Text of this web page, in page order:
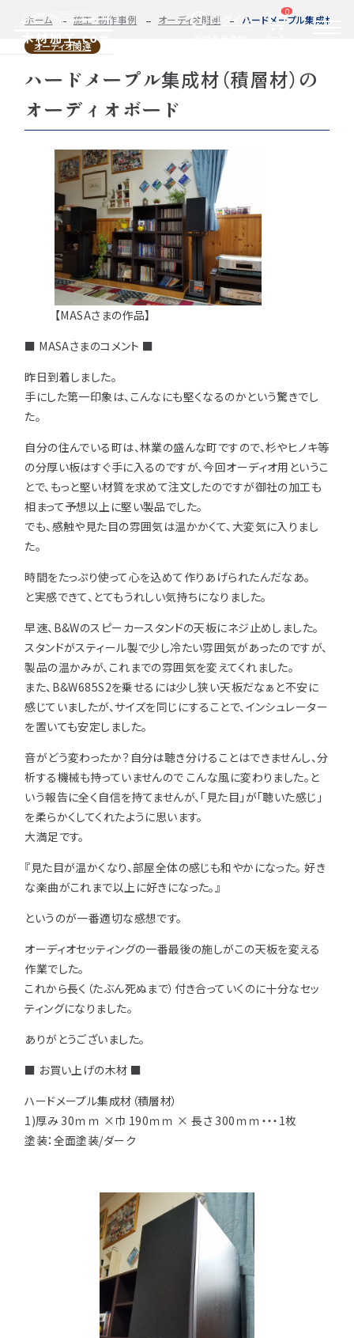
ログイン
0
種類・樹種・用途から選ぶ
種類から選ぶ ぶ
取扱木材と選び方
集成材（積層材）
無垢材
化粧貼り
特注対応
表面仕上 塗装
木材加工講座 製作工程とこだわり
初めての方へ
ご注文から商品到着までの流れ
お見積もり・
変更・キャンセル・返品・交換について
送料について
お支払いについて
注意事項とよくある質問
施工・制作事例
施工・制作事例TOP 工場製作事例
棚・収納・ラック
テーブル・机 オーディオ関連
造作材・枠材 階段
プレート・表札 子ども・孫のためのDIY
新生活 アイディア作品・クラフト
フォトコンテスト
お客様の声
会社情報
自動お見積もり・ご注文はこちらから
カット・塗装のみ
フルオーダー集成材(積層材)
2D/3D
図面をお持ちの方へ 今すぐお見積もり依頼
関連商品 サンプルのご購入
Tel. 0584-33-2070
営業時間 9:00〜17:00（土日祝 定休）
ホーム 施工・制作事例 オーディオ関連 ハードメープル集成材（積
オーディオ関連
ハードメープル集成材（積層材）の
オーディオボード
【MASAさまの作品】
■ MASAさまのコメント ■
昨日到着しました。
手にした第一印象は、こんなにも堅くなるのかという驚きでし
た。
自分の住んでいる町は、林業の盛んな町ですので、杉やヒノキ等
の分厚い板はすぐ手に入るのですが、今回オーディオ用というこ
とで、もっと堅い材質を求めて注文したのですが御社の加工も
相まって予想以上に堅い製品でした。
でも、感触や見た目の雰囲気は温かかくて、大変気に入りまし
た。
時間をたっぷり使って心を込めて作りあげられたんだなあ。
と実感できて、とてもうれしい気持ちになりました。
早速、B&Wのスピーカースタンドの天板にネジ止めしました。
スタンドがスティール製で少し冷たい雰囲気があったのですが、
製品の温かみが、これまでの雰囲気を変えてくれました。
また、B&W685S2を乗せるには少し狭い天板だなぁと不安に
感じていましたが、サイズを同じにすることで、インシュレーター
を置いても安定しました。
音がどう変わったか？自分は聴き分けることはできませんし、分
析する機械も持っていませんので こんな風に変わりました。と
いう報告に全く自信を持てませんが、「見た目」が「聴いた感じ」
を柔らかくしてくれたように思います。
大満足です。
『見た目が温かくなり、部屋全体の感じも和やかになった。 好き
な楽曲がこれまで以上に好きになった。』
というのが一番適切な感想です。
オーディオセッティングの一番最後の施しがこの天板を変える
作業でした。
これから長く（たぶん死ぬまで）付き合っていくのに十分なセッ
ティングになりました。
ありがとうございました。
■ お買い上げの木材 ■
ハードメープル集成材（積層材）
1)厚み 30ｍｍ ×巾 190ｍｍ × 長さ 300ｍｍ・・・1枚
塗装：全面塗装/ダーク